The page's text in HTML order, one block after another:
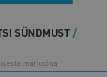
SÜNDMUST